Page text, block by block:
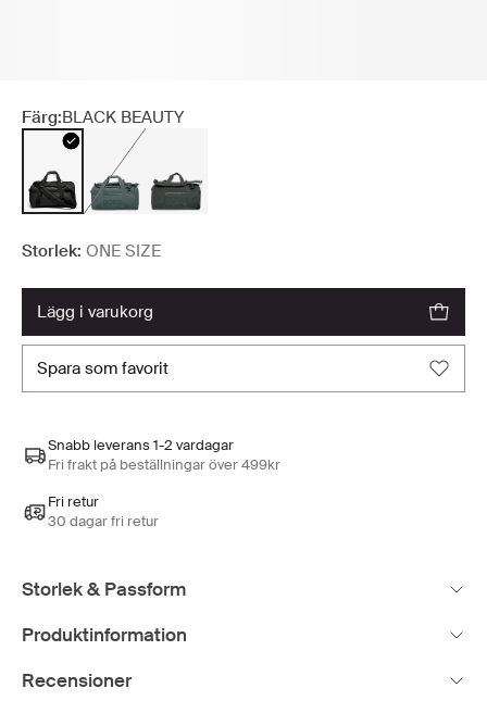
Färg:BLACK BEAUTY
Storlek: ONE SIZE
lägg i varukorg
spara som favorit
Snabb leverans 1-2 vardagar
Fri frakt på beställningar över 499kr
Fri retur
30 dagar fri retur
Storlek & Passform
Produktinformation
Recensioner